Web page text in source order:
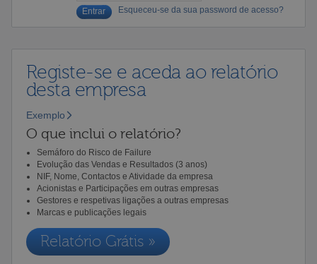
Esqueceu-se da sua password de acesso?
Registe-se e aceda ao relatório
desta empresa
Exemplo
O que inclui o relatório?
Semáforo do Risco de Failure
Evolução das Vendas e Resultados (3 anos)
NIF, Nome, Contactos e Atividade da empresa
Acionistas e Participações em outras empresas
Gestores e respetivas ligações a outras empresas
Marcas e publicações legais
Relatório Grátis »